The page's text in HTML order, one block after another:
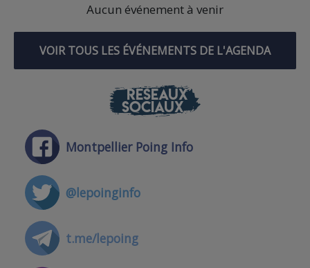
Aucun événement à venir
VOIR TOUS LES ÉVÉNEMENTS DE L'AGENDA
RÉSEAUX
SOCIAUX
Montpellier Poing Info
@lepoinginfo
t.me/lepoing